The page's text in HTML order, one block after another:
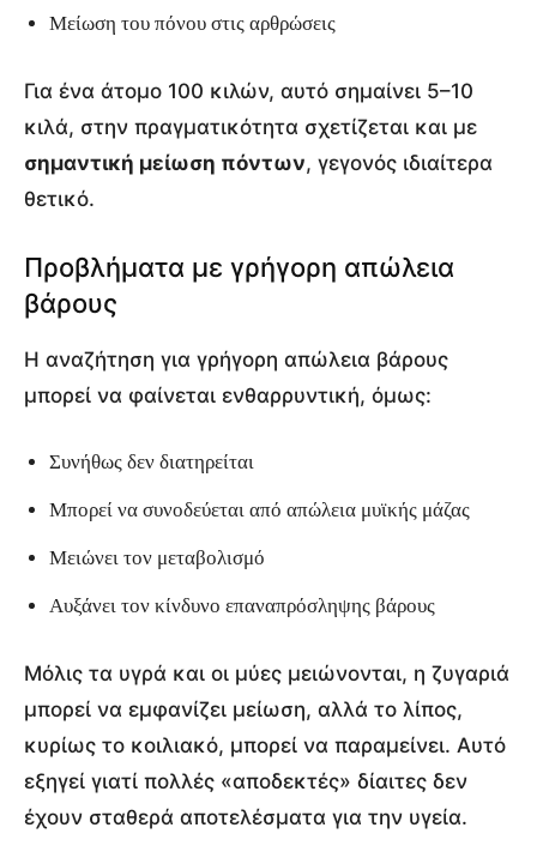
Μείωση του πόνου στις αρθρώσεις
Για ένα άτομο 100 κιλών, αυτό σημαίνει 5–10
κιλά, στην πραγματικότητα σχετίζεται και με
σημαντική μείωση πόντων, γεγονός ιδιαίτερα
θετικό.
Προβλήματα με γρήγορη απώλεια
βάρους
Η αναζήτηση για γρήγορη απώλεια βάρους
μπορεί να φαίνεται ενθαρρυντική, όμως:
Συνήθως δεν διατηρείται
Μπορεί να συνοδεύεται από απώλεια μυϊκής μάζας
Μειώνει τον μεταβολισμό
Αυξάνει τον κίνδυνο επαναπρόσληψης βάρους
Μόλις τα υγρά και οι μύες μειώνονται, η ζυγαριά
μπορεί να εμφανίζει μείωση, αλλά το λίπος,
κυρίως το κοιλιακό, μπορεί να παραμείνει. Αυτό
εξηγεί γιατί πολλές «αποδεκτές» δίαιτες δεν
έχουν σταθερά αποτελέσματα για την υγεία.